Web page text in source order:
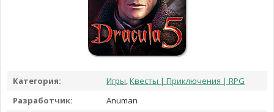
Категория: Игры,Квесты | Приключения | RPG
Разработчик:
Anuman